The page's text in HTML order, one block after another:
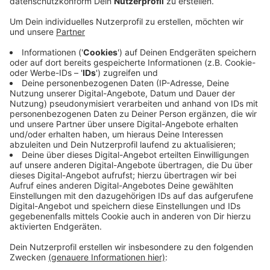
Erfolgreiche Premiere im Vorjahr
Anzeige
Wer sich für die 25 Kilometer Strecke beim Wandertag
Bocholt am 13. April 2025 interessiert, sollte sich
beeilen. Die Teilnehmerzahl ist begrenzt und fast alle
Tickets sind bereits vergriffen, wie das
Stadtmarketing Bocholt mitteilt. Im vergangenen Jahr
fand "Bocholt wandert" zum ersten Mal statt und die
Resonanz war überwältigend. Auch in diesem Jahr ist
der Startpunkt wieder Schloß Diepenbrock in Barlo.